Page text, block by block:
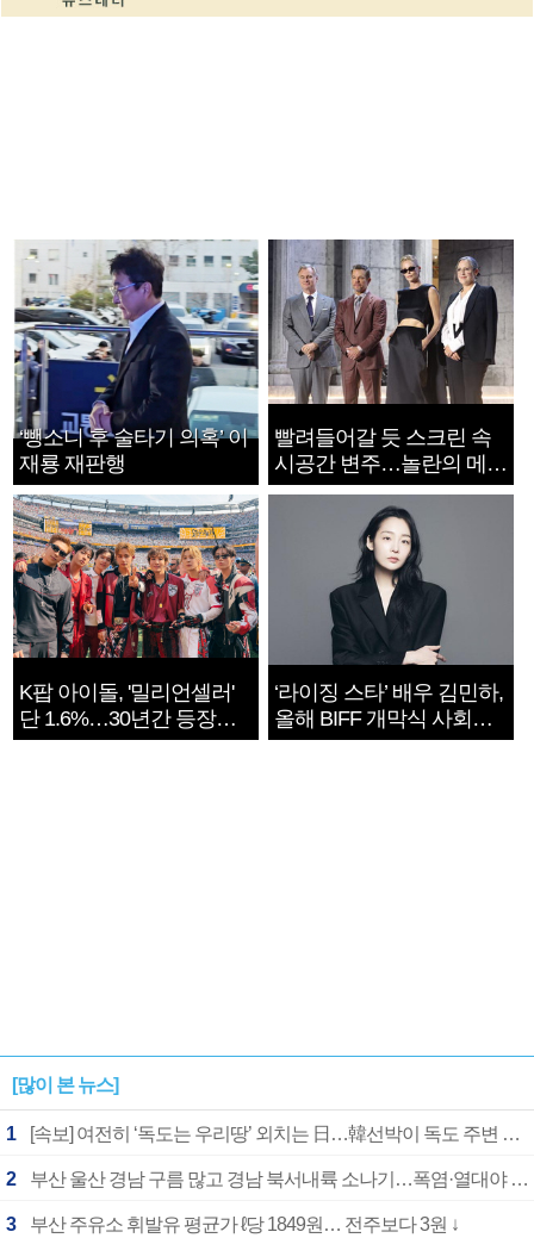
‘뺑소니 후 술타기 의혹’ 이
재룡 재판행
빨려들어갈 듯 스크린 속
시공간 변주…놀란의 메시
지는 ‘전쟁 속죄’
K팝 아이돌, '밀리언셀러'
단 1.6%…30년간 등장
1182개팀 전수조사
‘라이징 스타’ 배우 김민하,
올해 BIFF 개막식 사회자
확정
[많이 본 뉴스]
1 [속보] 여전히 ‘독도는 우리땅’ 외치는 日…韓선박이 독도 주변 해양조사 활동하자 반발
2 부산 울산 경남 구름 많고 경남 북서내륙 소나기…폭염·열대야 계속
3 부산 주유소 휘발유 평균가 ℓ당 1849원… 전주보다 3원 ↓